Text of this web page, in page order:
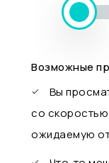
Возможные
Вы
со
ожидаемую